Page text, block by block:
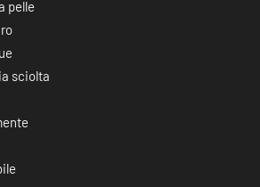
pelle
sciolta